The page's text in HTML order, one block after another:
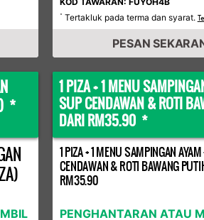
* Tertakluk pada terma dan syarat.
PESAN
*
1 PIZA + 1 MENU
SUP CENDAWAN & ROTI
DARI RM35.90 *
1 PIZA + 1 MENU SAMPINGAN
CENDAWAN & ROTI BAWANG
RM35.90
PENGHANTARAN ATAU